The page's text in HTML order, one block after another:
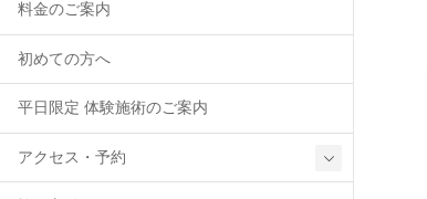
料金のご案内
初めての方へ
平日限定 体験施術のご案内
アクセス・予約